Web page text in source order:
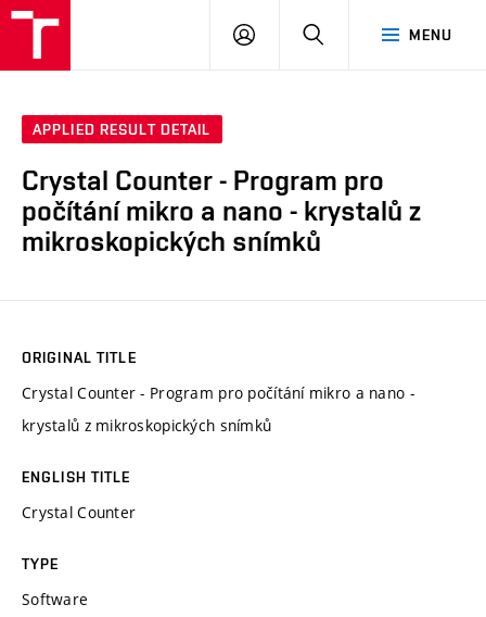
MENU
LOG
SEARCH
APPLIED RESULT DETAIL
Crystal Counter - Program pro
počítání mikro a nano - krystalů z
mikroskopických snímků
ORIGINAL TITLE
Crystal Counter - Program pro počítání mikro a nano -
krystalů z mikroskopických snímků
ENGLISH TITLE
Crystal Counter
TYPE
Software